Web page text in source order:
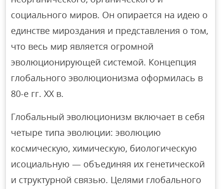
социального миров. Он опирается на идею о
единстве мироздания и представления о том,
что весь мир является огромной
эволюционирующей системой. Концепция
глобального эволюционизма оформилась в
80-е гг. XX в.
Глобальный эволюционизм включает в себя
четыре типа эволюции: эволюцию
космическую, химическую, биологическую
исоциальную — объединяя их генетической
и структурной связью. Целями глобального